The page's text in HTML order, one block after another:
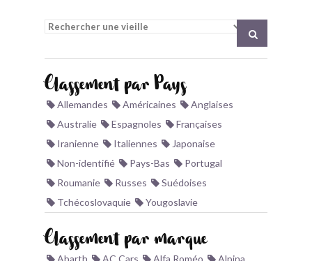
COMMENT FONCTIONNE BLV ?
Classement par Pays
Allemandes Américaines
Anglaises
Australie
Espagnoles
Françaises
Iranienne
Italiennes
Japonaise
Non-identifié
Pays-Bas
Portugal
Roumanie
Russes
Suédoises
Tchécoslovaquie
Yougoslavie
Classement par marque
Abarth AC Cars Alfa Roméo
Alpina